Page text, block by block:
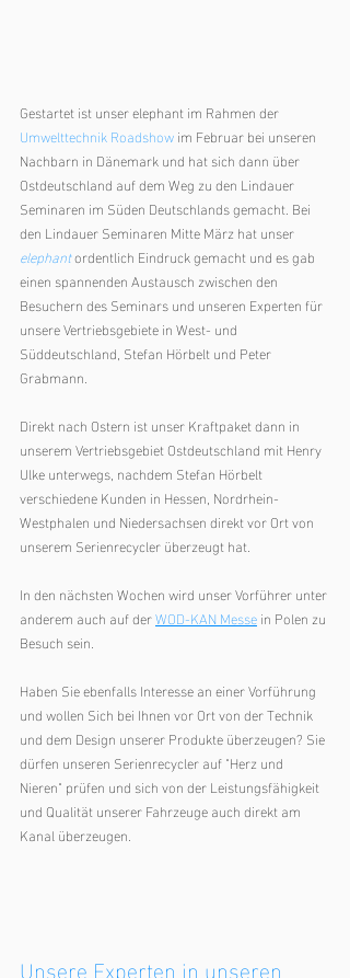
Gestartet ist unser elephant im Rahmen der
Umwelttechnik Roadshow im Februar bei unseren
Nachbarn in Dänemark und hat sich dann über
Ostdeutschland auf dem Weg zu den Lindauer
Seminaren im Süden Deutschlands gemacht. Bei
den Lindauer Seminaren Mitte März hat unser
elephant ordentlich Eindruck gemacht und es gab
einen spannenden Austausch zwischen den
Besuchern des Seminars und unseren Experten für
unsere Vertriebsgebiete in West- und
Süddeutschland, Stefan Hörbelt und Peter
Grabmann.
Direkt nach Ostern ist unser Kraftpaket dann in
unserem Vertriebsgebiet Ostdeutschland mit Henry
Ulke unterwegs, nachdem Stefan Hörbelt
verschiedene Kunden in Hessen, Nordrhein-
Westphalen und Niedersachsen direkt vor Ort von
unserem Serienrecycler überzeugt hat.
In den nächsten Wochen wird unser Vorführer unter
anderem auch auf der WOD-KAN Messe in Polen zu
Besuch sein.
Haben Sie ebenfalls Interesse an einer Vorführung
und wollen Sich bei Ihnen vor Ort von der Technik
und dem Design unserer Produkte überzeugen? Sie
dürfen unseren Serienrecycler auf "Herz und
Nieren" prüfen und sich von der Leistungsfähigkeit
und Qualität unserer Fahrzeuge auch direkt am
Kanal überzeugen.
Unsere Experten in unseren